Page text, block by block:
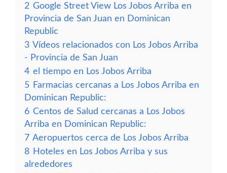
2 Google Street View Los Jobos Arriba en
Provincia de San Juan en Dominican
Republic
3 Vídeos relacionados con Los Jobos Arriba
- Provincia de San Juan
4 el tiempo en Los Jobos Arriba
5 Farmacias cercanas a Los Jobos Arriba en
Dominican Republic:
6 Centos de Salud cercanas a Los Jobos
Arriba en Dominican Republic:
7 Aeropuertos cerca de Los Jobos Arriba
8 Hoteles en Los Jobos Arriba y sus
alrededores